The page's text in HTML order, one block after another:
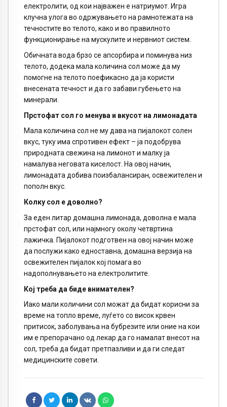
електролити, од кои најважен е натриумот. Игра
клучна улога во одржувањето на рамнотежата на
течностите во телото, како и во правилното
функционирање на мускулите и нервниот систем.
Обичната вода брзо се апсорбира и поминува низ
телото, додека мала количина сол може да му
помогне на телото поефикасно да ја користи
внесената течност и да го забави губењето на
минерали.
Прстофат сол го менува и вкусот на лимонадата
Мала количина сол не му дава на пијалокот солен
вкус, туку има спротивен ефект – ја подобрува
природната свежина на лимонот и малку ја
намалува неговата киселост. На овој начин,
лимонадата добива поизбалансиран, освежителен и
пополн вкус.
Колку сол е доволно?
За еден литар домашна лимонада, доволна е мала
прстофат сол, или најмногу околу четвртина
лажичка. Пијалокот подготвен на овој начин може
да послужи како едноставна, домашна верзија на
освежителен пијалок кој помага во
надополнувањето на електролитите.
Кој треба да биде внимателен?
Иако мали количини сол можат да бидат корисни за
време на топло време, луѓето со висок крвен
притисок, заболувања на бубрезите или оние на кои
им е препорачано од лекар да го намалат внесот на
сол, треба да бидат претпазливи и да ги следат
медицинските совети.